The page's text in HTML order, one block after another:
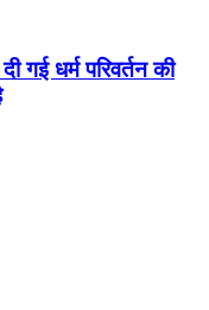
गई धर्म परिवर्तन की